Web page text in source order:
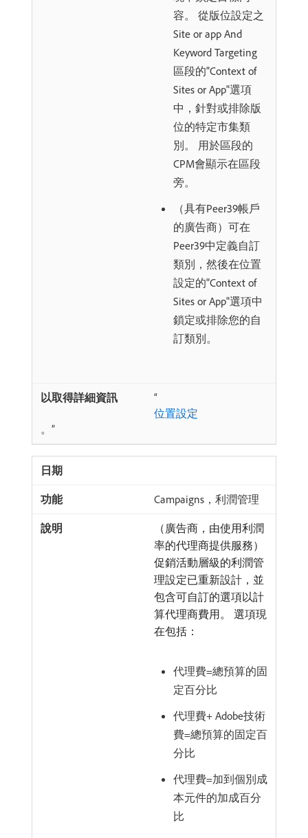
容。 從版位設定之
Site or app And
Keyword Targeting
區段的"Context of
Sites or App"選項
中，針對或排除版
位的特定市集類
別。 用於區段的
CPM會顯示在區段
旁。
（具有Peer39帳戶
的廣告商）可在
Peer39中定義自訂
類別，然後在位置
設定的"Context of
Sites or App"選項中
鎖定或排除您的自
訂類別。
“
位置設定
。”
Campaigns，利潤管理
（廣告商，由使用利潤
率的代理商提供服務）
促銷活動層級的利潤管
理設定已重新設計，並
包含可自訂的選項以計
算代理商費用。 選項現
在包括：
代理費=總預算的固
定百分比
代理費+ Adobe技術
費=總預算的固定百
分比
代理費=加到個別成
本元件的加成百分
比